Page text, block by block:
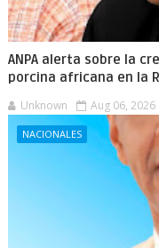
ANPA alerta sobre la
porcina africana en la
Unknown Aug 06, 2026
NACIONALES